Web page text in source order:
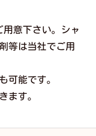
用意下さい。シャ
等は当社でご用
可能です。
ます。